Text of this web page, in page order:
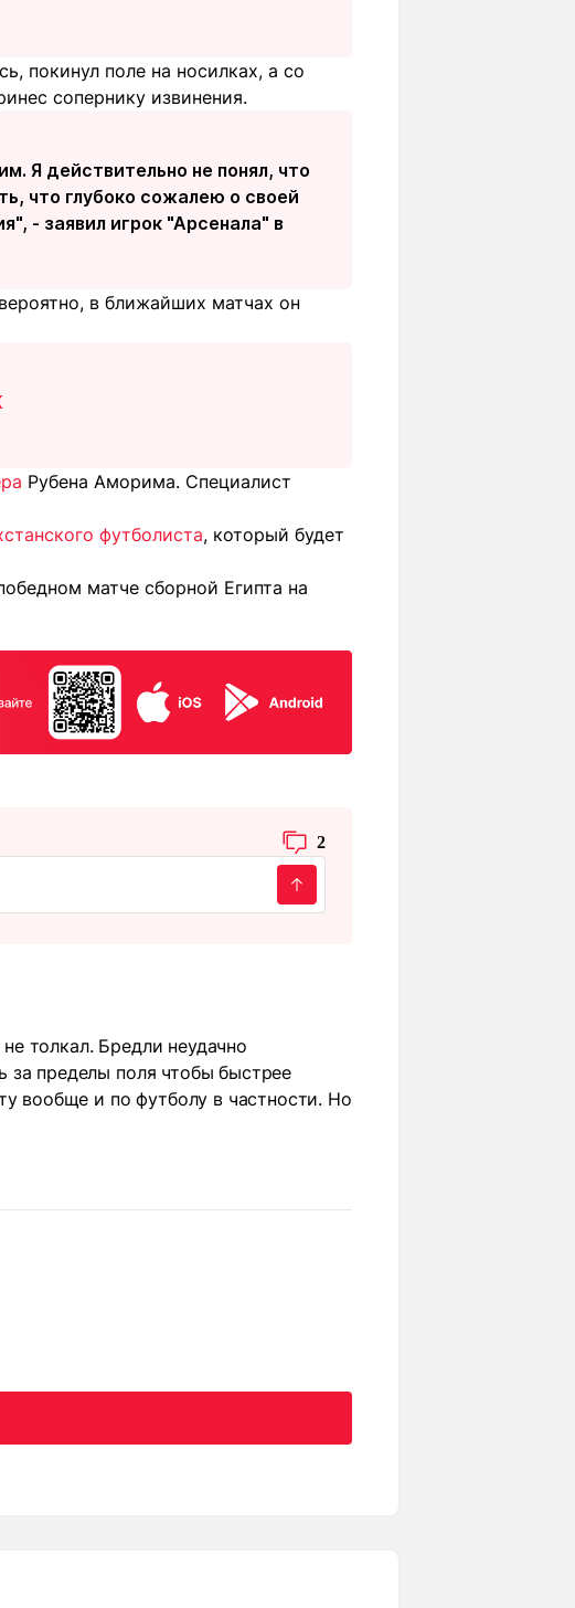
покинул поле на носилках, а со
сопернику извинения.
Я действительно не понял, что
что глубоко сожалею о своей
- заявил игрок "Арсенала" в
в ближайших матчах он
Рубена Аморима. Специалист
футболиста, который будет
матче сборной Египта на
2
толкал. Бредли неудачно
за пределы поля чтобы быстрее
вообще и по футболу в частности. Но